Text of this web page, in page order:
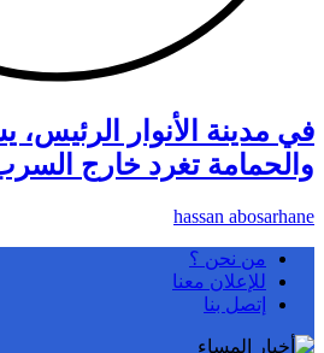
في مدينة الأنوار الرئيس،
والحمامة تغرد خارج
hassan abosarhane
من نحن ؟
للإعلان معنا
إتصل بنا